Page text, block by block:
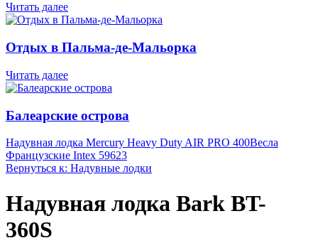
Читать далее
Отдых в Пальма-де-Мальорка
Читать далее
Балеарские острова
Надувная лодка Mercury Heavy Duty AIR PRO 400Весла
Французские Intex 59623
Вернуться к: Надувные лодки
Надувная лодка Bark BT-
360S